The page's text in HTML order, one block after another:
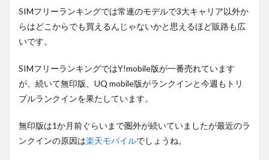
SIMフリーランキングでは常連のモデルで3大キャリア以外か
らはどこからでも買えるんじゃないかと思えるほど販路も広
いです。
SIMフリーランキングではY!mobile版が一番売れています
が、続いて無印版、UQ mobile版がランクインと今週もトリ
プルランクインを果たしています。
無印版は1か月前ぐらいまで圏外が続いていましたが最近のラ
ンクインの原因は楽天モバイルでしょうね。